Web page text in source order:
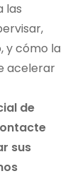
las
y cómo la
acelerar
de
sus